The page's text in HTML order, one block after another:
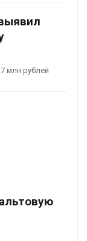
млн рублей